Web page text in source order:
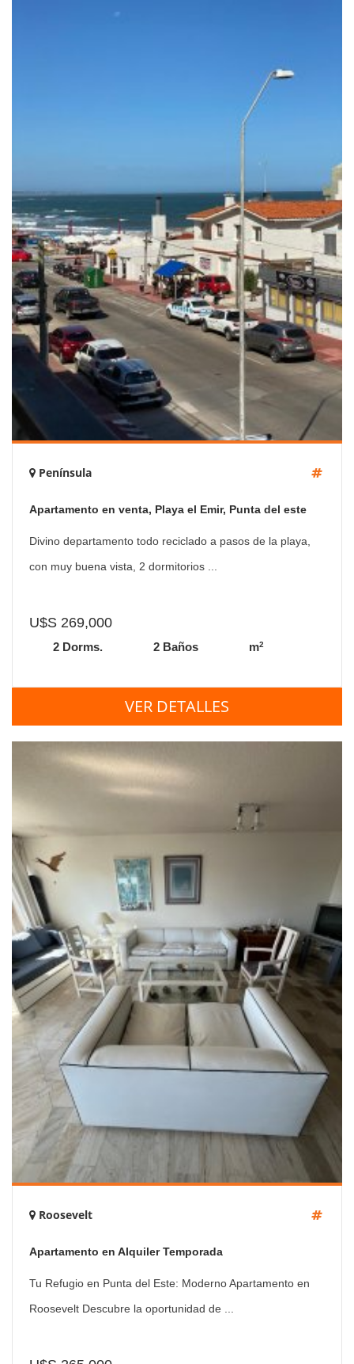
Península
Apartamento en venta, Playa el Emir, Punta del este
Divino departamento todo reciclado a pasos de la playa,
con muy buena vista, 2 dormitorios ...
U$S 269,000
2 Dorms. 2 Baños m2
VER DETALLES
Roosevelt
Apartamento en Alquiler Temporada
Tu Refugio en Punta del Este: Moderno Apartamento en
Roosevelt Descubre la oportunidad de ...